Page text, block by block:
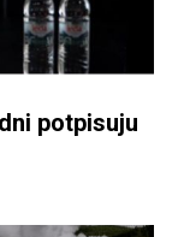
potpisuju